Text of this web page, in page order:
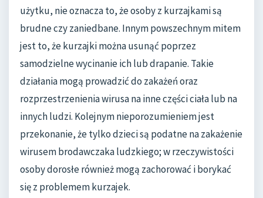
użytku, nie oznacza to, że osoby z kurzajkami są
brudne czy zaniedbane. Innym powszechnym mitem
jest to, że kurzajki można usunąć poprzez
samodzielne wycinanie ich lub drapanie. Takie
działania mogą prowadzić do zakażeń oraz
rozprzestrzenienia wirusa na inne części ciała lub na
innych ludzi. Kolejnym nieporozumieniem jest
przekonanie, że tylko dzieci są podatne na zakażenie
wirusem brodawczaka ludzkiego; w rzeczywistości
osoby dorosłe również mogą zachorować i borykać
się z problemem kurzajek.